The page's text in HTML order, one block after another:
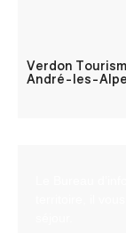
Verdon
André-les-